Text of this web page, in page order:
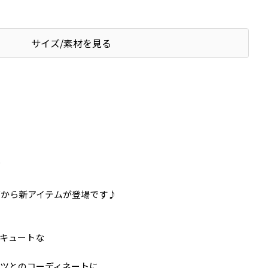
サイズ/素材を見る
ら新アイテムが登場です♪
ュートな